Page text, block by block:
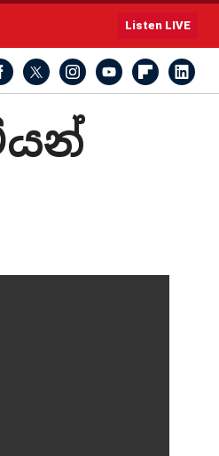
Listen LIVE